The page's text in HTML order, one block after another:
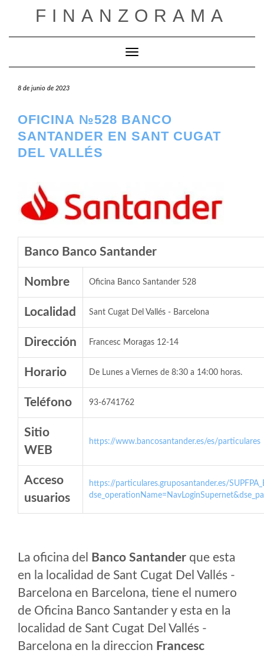
FINANZORAMA
Cambiar modo de navegación
8 de junio de 2023
OFICINA №528 BANCO
SANTANDER EN SANT CUGAT
DEL VALLÉS
Banco Banco Santander
Nombre Oficina Banco Santander 528
Localidad Sant Cugat Del Vallés - Barcelona
Dirección Francesc Moragas 12-14
Horario De Lunes a Viernes de 8:30 a 14:00 horas.
Teléfono 93-6741762
Sitio
WEB
https://www.bancosantander.es/es/particulares
Acceso
usuarios
https://particulares.gruposantander.es/
La oficina del Banco Santander que esta
en la localidad de Sant Cugat Del Vallés -
Barcelona en Barcelona, tiene el numero
de Oficina Banco Santander y esta en la
localidad de Sant Cugat Del Vallés -
Barcelona en la direccion Francesc